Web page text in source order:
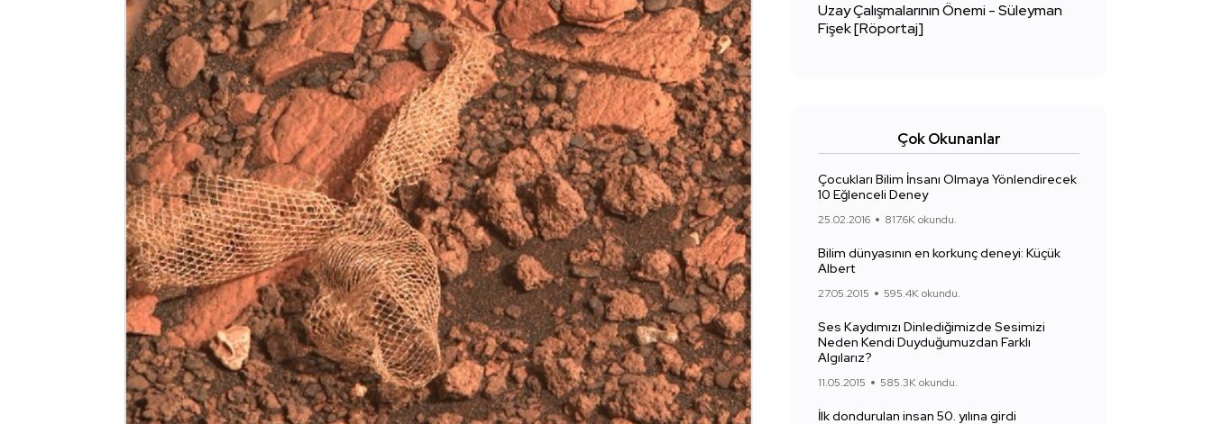
Uzay Çalışmalarının Önemi - Süleyman
Fişek [Röportaj]
Çok Okunanlar
Çocukları Bilim İnsanı Olmaya Yönlendirecek
10 Eğlenceli Deney
25.02.2016 817.6K okundu.
Bilim dünyasının en korkunç deneyi: Küçük
Albert
27.05.2015 595.4K okundu.
Ses Kaydımızı Dinlediğimizde Sesimizi
Neden Kendi Duyduğumuzdan Farklı
Algılarız?
11.05.2015 585.3K okundu.
İlk dondurulan insan 50. yılına girdi